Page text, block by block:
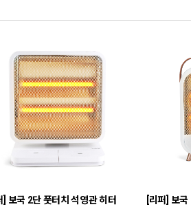
] 보국 2단 풋터치 석영관 히터
[리퍼] 보